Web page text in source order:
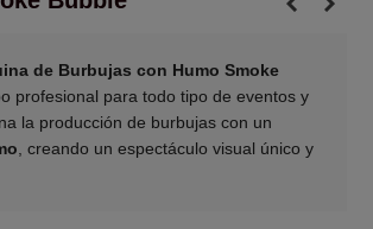
de Burbujas con Humo Smoke
profesional para todo tipo de eventos y
la producción de burbujas con un
, creando un espectáculo visual único y